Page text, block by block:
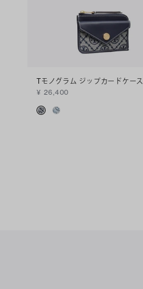
Tモノグラム ジップカードケース
¥ 26,400